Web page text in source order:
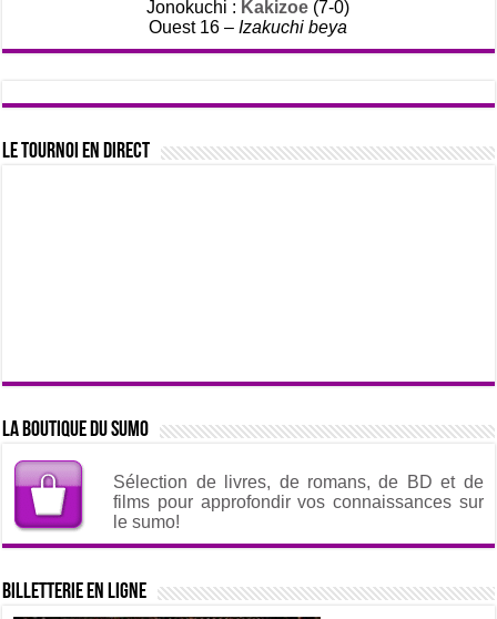
Jonokuchi : Kakizoe (7-0)
Ouest 16 –Izakuchi beya
Le tournoi en direct
La boutique du sumo
Sélection de livres, de romans, de BD et de
films pour approfondir vos connaissances sur
le sumo!
Billetterie en ligne